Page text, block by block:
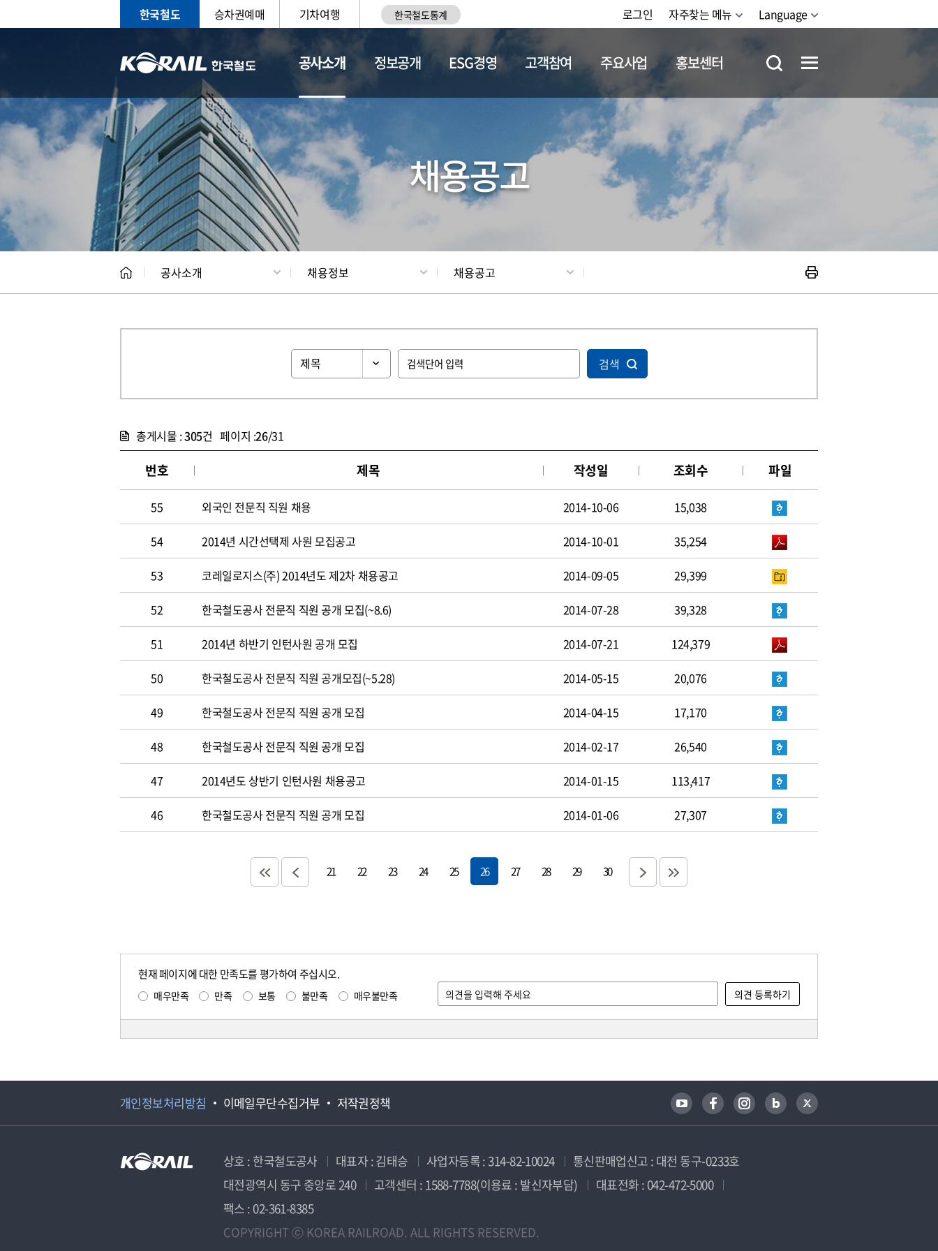
한국철도 승차권예매 기차여행 한국철도통계 로그인 자주찾는 메뉴 Language
공사소개
CEO 일반현황 채용정보
정보공개 ESG경영 고객참여 주요사업 홍보센터
채용공고
공사소개 채용정보 채용공고
검색
총게시물 :305건 페이지 :26/31
번호 제목 작성일 조회수 파일
55 외국인 전문직 직원 채용 2014-10-06 15,038
54 2014년 시간선택제 사원 모집공고 2014-10-01 35,254
53 코레일로지스(주) 2014년도 제2차 채용공고 2014-09-05 29,399
52 한국철도공사 전문직 직원 공개 모집(~8.6) 2014-07-28 39,328
51 2014년 하반기 인턴사원 공개 모집 2014-07-21 124,379
50 한국철도공사 전문직 직원 공개모집(~5.28) 2014-05-15 20,076
49 한국철도공사 전문직 직원 공개 모집 2014-04-15 17,170
48 한국철도공사 전문직 직원 공개 모집 2014-02-17 26,540
47 2014년도 상반기 인턴사원 채용공고 2014-01-15 113,417
46 한국철도공사 전문직 직원 공개 모집 2014-01-06 27,307
21 22 23 24 25 26 27 28 29 30
현재 페이지에 대한 만족도를 평가하여 주십시오.
매우만족 만족 보통 불만족 매우불만족
개인정보처리방침 이메일무단수집거부 저작권정책
상호 : 한국철도공사 대표자 : 김태승 사업자등록 : 314-82-10024
통신판매업신고 : 대전 동구-0233호
대전광역시 동구 중앙로 240
고객센터 : 1588-7788(이용료 : 발신자부담)
대표전화 : 042-472-5000
팩스 : 02-361-8385
COPYRIGHT ⓒ KOREA RAILROAD. ALL RIGHTS RESERVED.